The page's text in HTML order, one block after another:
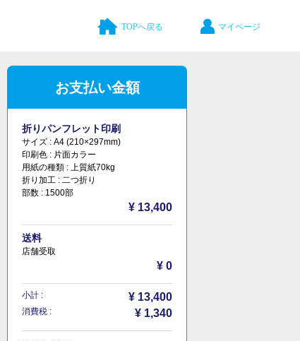
TOPへ戻る マイページ
お支払い金額
折りパンフレット印刷
サイズ :A4 (210×297mm)
印刷色 : 片面カラー
用紙の種類 :上質紙70kg
折り加工 :二つ折り
部数 : 1500部
¥ 13,400
送料
店舗受取
¥ 0
小計 : ¥ 13,400
消費税 : ¥ 1,340